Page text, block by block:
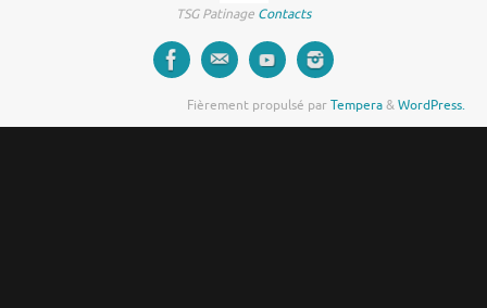
TSG Patinage Contacts
Fièrement propulsé parTempera&WordPress.